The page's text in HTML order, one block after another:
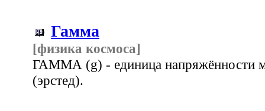
Гамма
[физика космоса]
ГАММА (g) - единица напряжённости
(эрстед).